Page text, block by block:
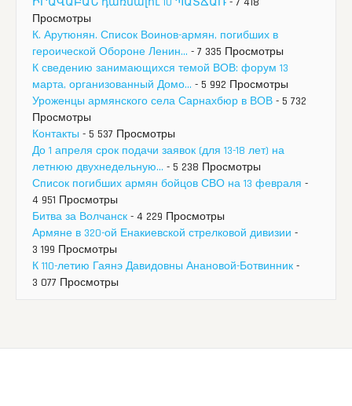
Просмотры
К. Арутюнян. Список Воинов-армян, погибших в
героической Обороне Ленин... - 7 335 Просмотры
К сведению занимающихся темой ВОВ: форум 13
марта, организованный Домо... - 5 992 Просмотры
Уроженцы армянского села Сарнахбюр в ВОВ - 5 732
Просмотры
Контакты - 5 537 Просмотры
До 1 апреля срок подачи заявок (для 13-18 лет) на
летнюю двухнедельную... - 5 238 Просмотры
Список погибших армян бойцов СВО на 13 февраля -
4 951 Просмотры
Битва за Волчанск - 4 229 Просмотры
Армяне в 320-ой Енакиевской стрелковой дивизии -
3 199 Просмотры
К 110-летию Гаянэ Давидовны Анановой-Ботвинник -
3 077 Просмотры